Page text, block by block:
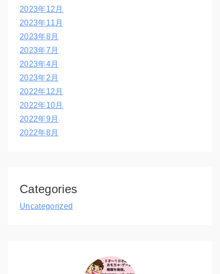
2023年12月
2023年11月
2023年8月
2023年7月
2023年4月
2023年2月
2022年12月
2022年10月
2022年9月
2022年8月
Categories
Uncategorized